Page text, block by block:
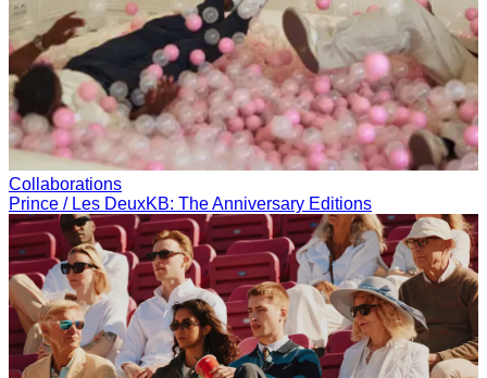
Collaborations
Prince / Les DeuxKB: The Anniversary Editions